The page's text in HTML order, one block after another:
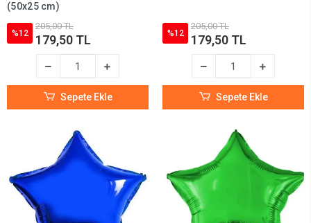
(50x25 cm)
%12
205,00 TL
179,50 TL
Sepete Ekle
%12
205,00 TL
179,50 TL
Sepete Ekle